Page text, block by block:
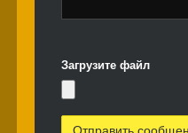
Загрузите файл